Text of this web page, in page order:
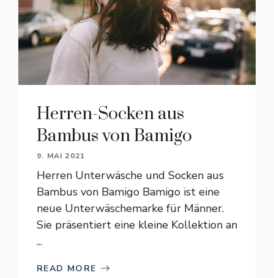
Herren-Socken aus
Bambus von Bamigo
9. MAI 2021
Herren Unterwäsche und Socken aus
Bambus von Bamigo Bamigo ist eine
neue Unterwäschemarke für Männer.
Sie präsentiert eine kleine Kollektion an
...
READ MORE